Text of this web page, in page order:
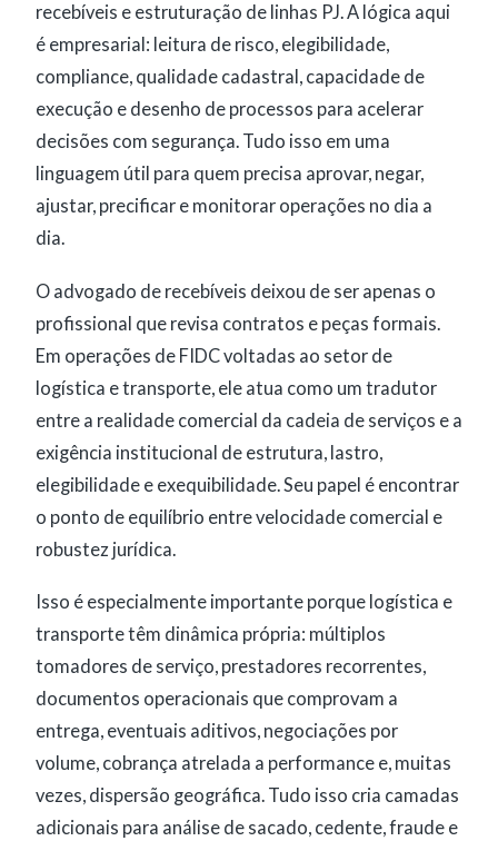
recebíveis e estruturação de linhas PJ. A lógica aqui
é empresarial: leitura de risco, elegibilidade,
compliance, qualidade cadastral, capacidade de
execução e desenho de processos para acelerar
decisões com segurança. Tudo isso em uma
linguagem útil para quem precisa aprovar, negar,
ajustar, precificar e monitorar operações no dia a
dia.
O advogado de recebíveis deixou de ser apenas o
profissional que revisa contratos e peças formais.
Em operações de FIDC voltadas ao setor de
logística e transporte, ele atua como um tradutor
entre a realidade comercial da cadeia de serviços e a
exigência institucional de estrutura, lastro,
elegibilidade e exequibilidade. Seu papel é encontrar
o ponto de equilíbrio entre velocidade comercial e
robustez jurídica.
Isso é especialmente importante porque logística e
transporte têm dinâmica própria: múltiplos
tomadores de serviço, prestadores recorrentes,
documentos operacionais que comprovam a
entrega, eventuais aditivos, negociações por
volume, cobrança atrelada a performance e, muitas
vezes, dispersão geográfica. Tudo isso cria camadas
adicionais para análise de sacado, cedente, fraude e